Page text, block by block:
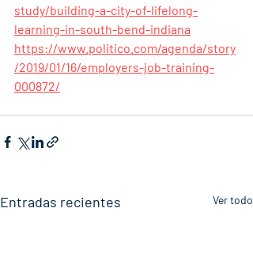
study/building-a-city-of-lifelong-
learning-in-south-bend-indiana
https://www.politico.com/agenda/story
/2019/01/16/employers-job-training-
000872/
Entradas recientes Ver todo